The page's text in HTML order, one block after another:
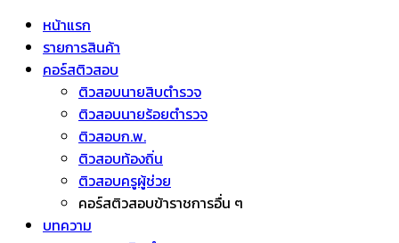
หน้าแรก
รายการสินค้า
คอร์สติวสอบ
ติวสอบนายสิบตำรวจ
ติวสอบนายร้อยตำรวจ
ติวสอบก.พ.
ติวสอบท้องถิ่น
ติวสอบครูผู้ช่วย
คอร์สติวสอบข้าราชการอื่น ๆ
บทความ